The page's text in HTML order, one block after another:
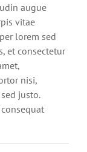
augue
vitae
lorem sed
et consectetur
nisi,
justo.